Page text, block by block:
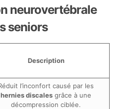
neurovertébrale
seniors
Description
l’inconfort causé par les
hernies discales grâce à une
décompression ciblée.